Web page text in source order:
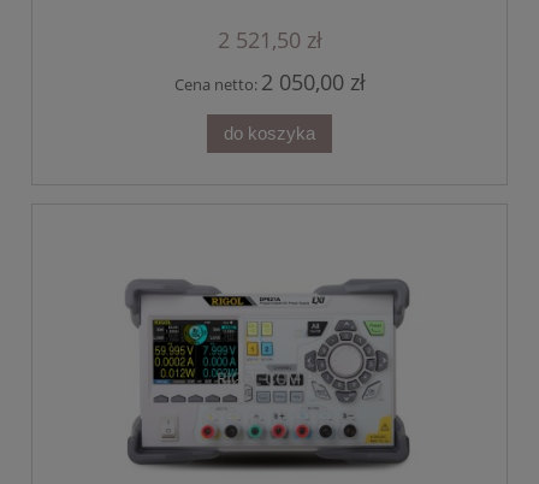
2 521,50 zł
Cena netto: 2 050,00 zł
do koszyka